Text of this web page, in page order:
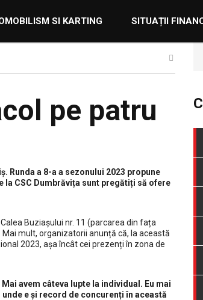
SI KARTING SITUAȚII
pe patru
Runda a 8-a a sezonului 2023 propune
la CSC Dumbrăvița sunt pregătiți să ofere
Buziașului nr. 11 (parcarea din fața
mult, organizatorii anunță că, la această
2023, așa încât cei prezenți în zona de
avem câteva lupte la individual. Eu mai
e și record de concurenți în această